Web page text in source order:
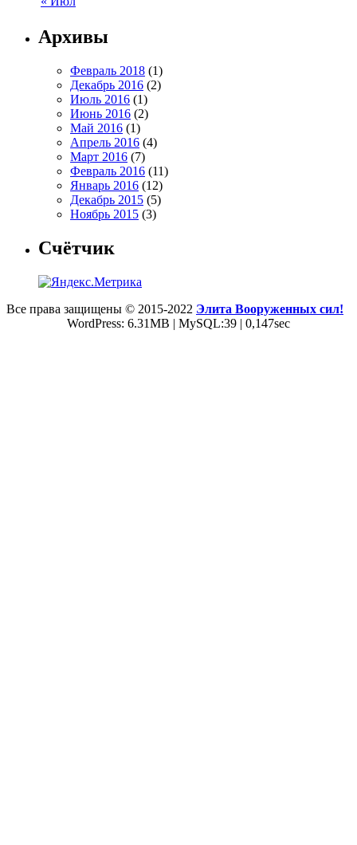
Архивы
Февраль 2018 (1)
Декабрь 2016 (2)
Июль 2016 (1)
Июнь 2016 (2)
Май 2016 (1)
Апрель 2016 (4)
Март 2016 (7)
Февраль 2016 (11)
Январь 2016 (12)
Декабрь 2015 (5)
Ноябрь 2015 (3)
Счётчик
Все права защищены © 2015-2022 Элита Вооруженных сил!
WordPress: 6.31MB | MySQL:39 | 0,147sec